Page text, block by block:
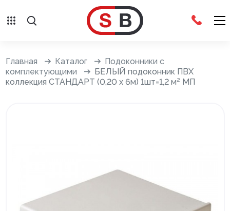
Сайдинг с фурнитурой
Террасная доска
Главная Каталог
Подоконники с
комплектующими
БЕЛЫЙ подоконник ПВХ
коллекция СТАНДАРТ (0,20 х 6м) 1шт=1,2 м² МП